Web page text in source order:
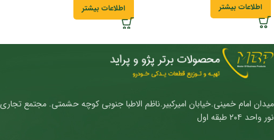
اطلاعات بیشتر اطلاعات بیشتر
میدان امام خمینی.خیابان امیرکبیر.ناظم الاطبا جنوبی کوچه حشمتی. مجتمع تجاری
نور واحد ۲۰۴ طبقه اول